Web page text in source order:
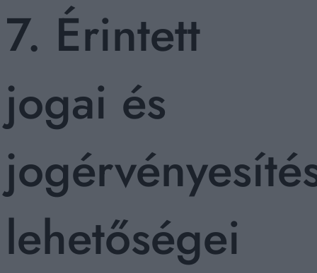
7. Érintett
jogai és
lehetőségei